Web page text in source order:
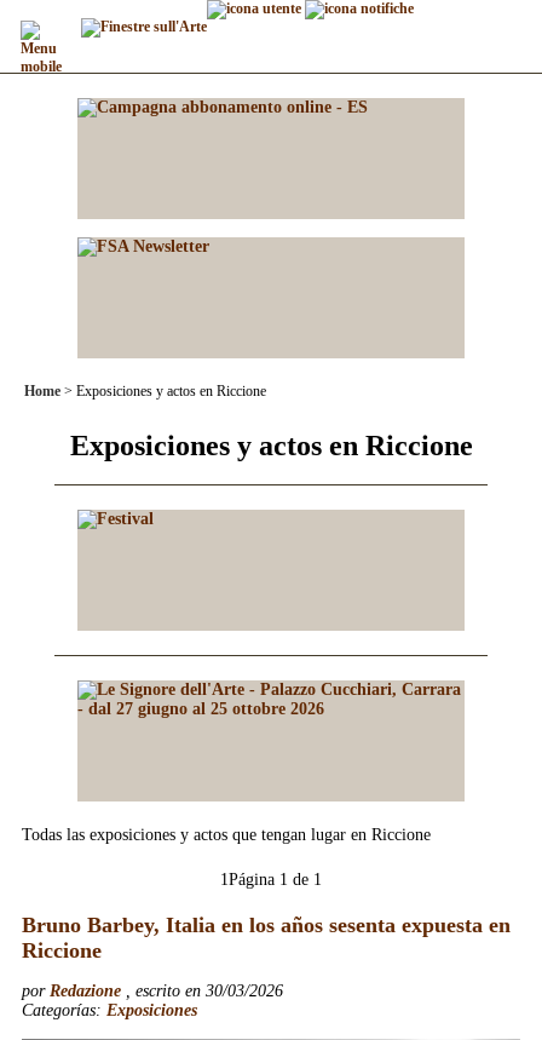
Home Exposiciones y actos en Riccione
Exposiciones y actos en Riccione
Todas las exposiciones y actos que tengan lugar en Riccione
1Página 1 de 1
Bruno Barbey, Italia en los años sesenta expuesta en
Riccione
por Redazione , escrito en 30/03/2026
Categorías: Exposiciones